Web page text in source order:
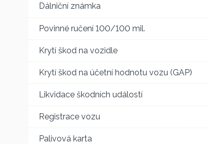
Dálniční známka
Povinné ručení 100/100 mil.
Krytí škod na vozidle
Krytí škod na účetní hodnotu vozu (GAP)
Likvidace škodních událostí
Registrace vozu
Palivová karta